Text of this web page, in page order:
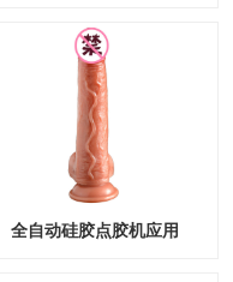
全自动硅胶点胶机应用